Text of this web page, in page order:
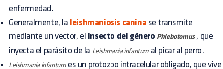
enfermedad.
Generalmente, la leishmaniosis canina se transmite
mediante un vector, el insecto del género Phlebotomus, que
inyecta el parásito de la Leishmania infantum al picar al perro.
Leishmania infantumes un protozoo intracelular obligado, que vive